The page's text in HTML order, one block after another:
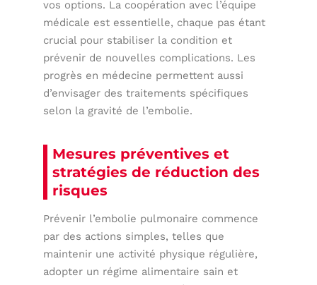
vos options. La coopération avec l’équipe
médicale est essentielle, chaque pas étant
crucial pour stabiliser la condition et
prévenir de nouvelles complications. Les
progrès en médecine permettent aussi
d’envisager des traitements spécifiques
selon la gravité de l’embolie.
Mesures préventives et
stratégies de réduction des
risques
Prévenir l’embolie pulmonaire commence
par des actions simples, telles que
maintenir une activité physique régulière,
adopter un régime alimentaire sain et